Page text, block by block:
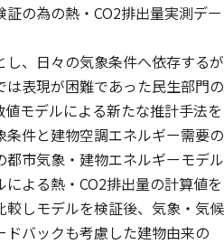
の為の熱・CO2排出量実測デー
、日々の気象条件へ依存するが
表現が困難であった民生部門の
モデルによる新たな推計手法を
件と建物空調エネルギー需要の
市気象・建物エネルギーモデル
よる熱・CO2排出量の計算値を
しモデルを検証後、気象・気候
バックも考慮した建物由来の